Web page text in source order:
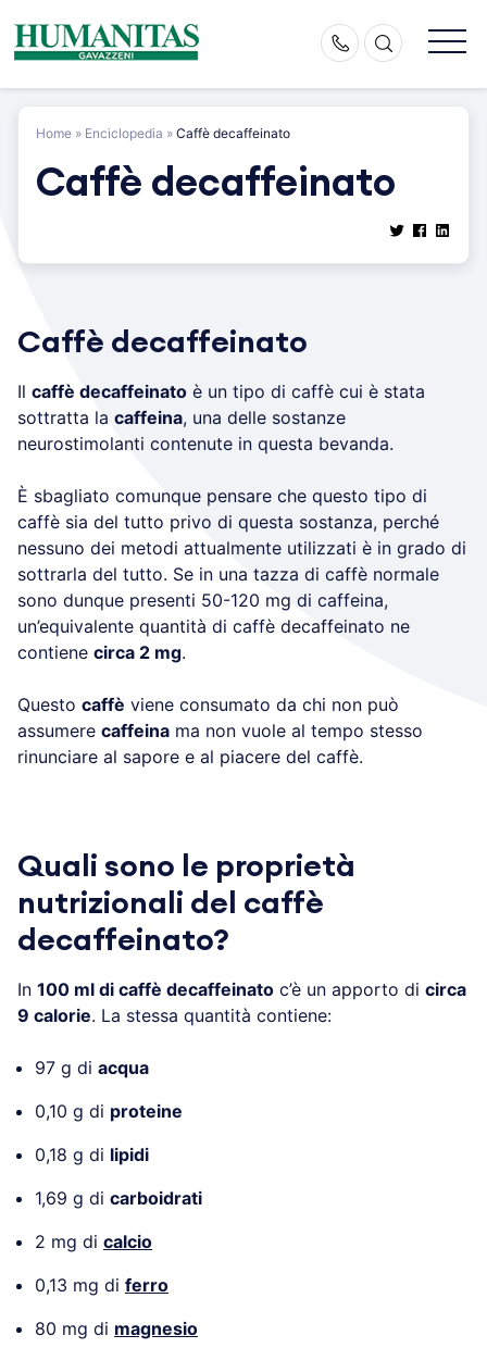
content
Home » Enciclopedia » Caffè decaffeinato
Caffè decaffeinato
Caffè decaffeinato
Il caffè decaffeinato è un tipo di caffè cui è stata
sottratta la caffeina, una delle sostanze
neurostimolanti contenute in questa bevanda.
È sbagliato comunque pensare che questo tipo di
caffè sia del tutto privo di questa sostanza, perché
nessuno dei metodi attualmente utilizzati è in grado di
sottrarla del tutto. Se in una tazza di caffè normale
sono dunque presenti 50-120 mg di caffeina,
un’equivalente quantità di caffè decaffeinato ne
contiene circa 2 mg.
Questo caffè viene consumato da chi non può
assumere caffeina ma non vuole al tempo stesso
rinunciare al sapore e al piacere del caffè.
Quali sono le proprietà
nutrizionali del caffè
decaffeinato?
In 100 ml di caffè decaffeinato c’è un apporto di circa
9 calorie. La stessa quantità contiene:
97 g di acqua
0,10 g di proteine
0,18 g di lipidi
1,69 g di carboidrati
2 mg di calcio
0,13 mg di ferro
80 mg di magnesio